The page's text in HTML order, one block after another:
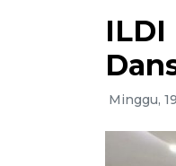
ILDI
Minggu,